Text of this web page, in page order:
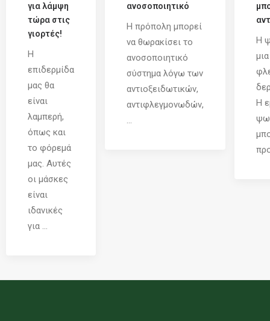
για λάμψη
τώρα στις
γιορτές!
Η
επιδερμίδα
μας θα
είναι
λαμπερή,
όπως και
το φόρεμά
μας. Αυτές
οι μάσκες
είναι
ιδανικές
για ...
ανοσοποιητικό
Η πρόπολη μπορεί
να θωρακίσει το
ανοσοποιητικό
σύστημα λόγω των
αντιοξειδωτικών,
αντιφλεγμονωδών,
Η
Η